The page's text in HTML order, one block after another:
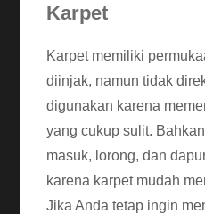
Karpet
Karpet memiliki
diinjak, namun tidak
digunakan karena
yang cukup sulit.
masuk, lorong, dan
karena karpet mudah
Jika Anda tetap ingin